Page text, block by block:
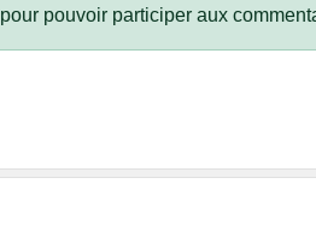
pour pouvoir participer aux